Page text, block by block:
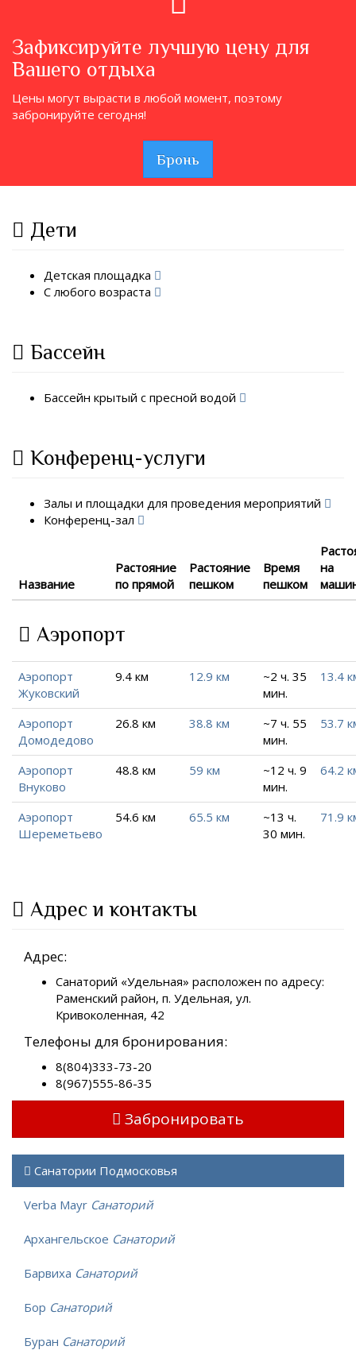
Зафиксируйте лучшую цену для
Вашего отдыха
Цены могут вырасти в любой момент, поэтому
забронируйте сегодня!
Бронь
Дети
Детская площадка
С любого возраста
Бассейн
Бассейн крытый с пресной водой
Конференц-услуги
Залы и площадки для проведения мероприятий
Конференц-зал
Название
Растояние
по прямой
Растояние
пешком
Время
пешком
на
Аэропорт
Аэропорт
Жуковский
9.4 км 12.9 км
~2 ч. 35
мин.
13.4
Аэропорт
Домодедово
26.8 км 38.8 км
~7 ч. 55
мин.
53.7
Аэропорт
Внуково
48.8 км 59 км
~12 ч. 9
мин.
64.2
Аэропорт
Шереметьево
54.6 км 65.5 км
~13 ч.
30 мин.
71.9
Адрес и контакты
Адрес:
Санаторий «Удельная» расположен по адресу:
Раменский район, п. Удельная, ул.
Кривоколенная, 42
Телефоны для бронирования:
8(804)333-73-20
8(967)555-86-35
Забронировать
Санатории Подмосковья
Verba Mayr Санаторий
Архангельское Санаторий
Барвиха Санаторий
Бор Санаторий
Буран Санаторий